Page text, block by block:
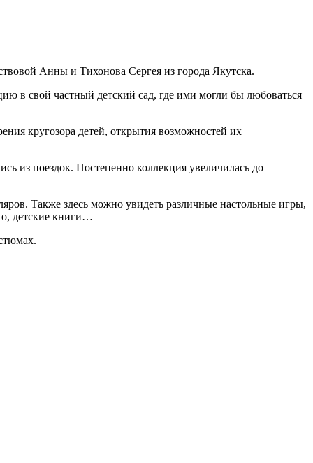
Анны и Тихонова Сергея из города Якутска.
в свой частный детский сад, где ими могли бы любоваться
кругозора детей, открытия возможностей их
из поездок. Постепенно коллекция увеличилась до
Также здесь можно увидеть различные настольные игры,
детские книги…